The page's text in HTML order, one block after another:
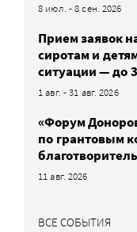
8 июл. - 8 сен. 2026
Прием заявок
сиротам и
ситуации — до
1 авг. - 31 авг. 2026
«Форум
по грантовым
11 авг. 2026
ВСЕ СОБЫТИЯ